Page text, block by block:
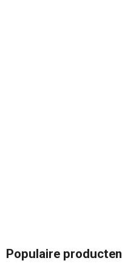
Populaire producten